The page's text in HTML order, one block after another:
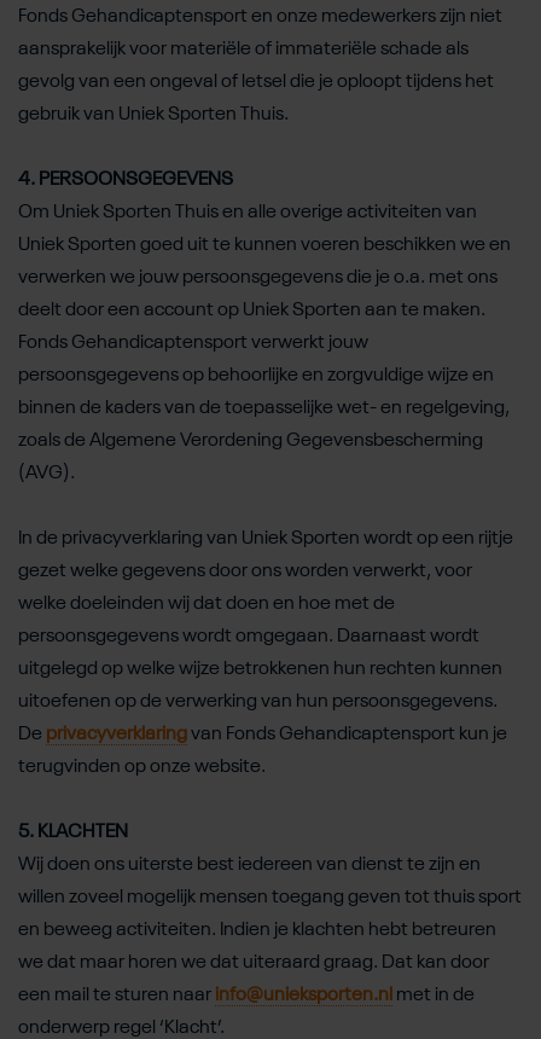
Fonds Gehandicaptensport en onze medewerkers zijn niet
aansprakelijk voor materiële of immateriële schade als
gevolg van een ongeval of letsel die je oploopt tijdens het
gebruik van Uniek Sporten Thuis.
4. PERSOONSGEGEVENS
Om Uniek Sporten Thuis en alle overige activiteiten van
Uniek Sporten goed uit te kunnen voeren beschikken we en
verwerken we jouw persoonsgegevens die je o.a. met ons
deelt door een account op Uniek Sporten aan te maken.
Fonds Gehandicaptensport verwerkt jouw
persoonsgegevens op behoorlijke en zorgvuldige wijze en
binnen de kaders van de toepasselijke wet- en regelgeving,
zoals de Algemene Verordening Gegevensbescherming
(AVG).
In de privacyverklaring van Uniek Sporten wordt op een rijtje
gezet welke gegevens door ons worden verwerkt, voor
welke doeleinden wij dat doen en hoe met de
persoonsgegevens wordt omgegaan. Daarnaast wordt
uitgelegd op welke wijze betrokkenen hun rechten kunnen
uitoefenen op de verwerking van hun persoonsgegevens.
De privacyverklaringvan Fonds Gehandicaptensport kun je
terugvinden op onze website.
5. KLACHTEN
Wij doen ons uiterste best iedereen van dienst te zijn en
willen zoveel mogelijk mensen toegang geven tot thuis sport
en beweeg activiteiten. Indien je klachten hebt betreuren
we dat maar horen we dat uiteraard graag. Dat kan door
een mail te sturen naar info@unieksporten.nl met in de
onderwerp regel ‘Klacht’.